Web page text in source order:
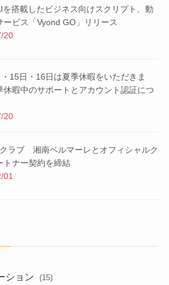
を搭載したビジネス向けスクリプト、動
ービス「Vyond GO」リリース
20
15日・16日は夏季休暇をいただきま
休暇中のサポートとアカウント認証につ
20
ラブ 湘南ベルマーレとオフィシャルク
トナー契約を締結
01
ション (15)